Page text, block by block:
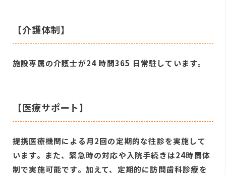
【介護体制】
施設専属の介護士が24 時間365 日常駐しています。
【医療サポート】
提携医療機関による月2回の定期的な往診を実施して
います。また、緊急時の対応や入院手続きは24時間体
制で実施可能です。加えて、定期的に訪問歯科診療を